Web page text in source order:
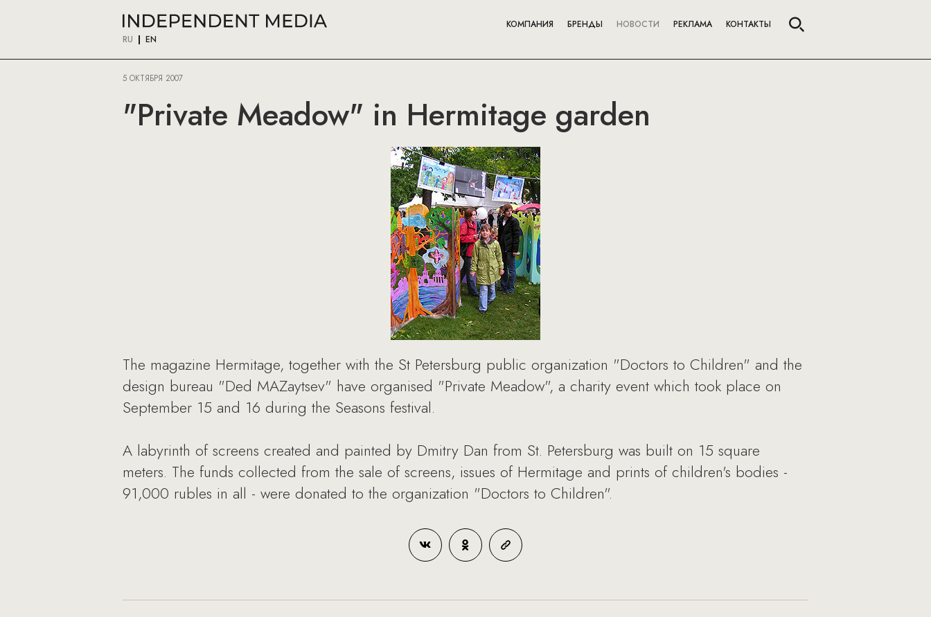
RU EN
КОМПАНИЯ БРЕНДЫ НОВОСТИ РЕКЛАМА КОНТАКТЫ
5 ОКТЯБРЯ 2007
"Private Meadow" in Hermitage garden
The magazine Hermitage, together with the St Petersburg public organization "Doctors to Children" and the
design bureau "Ded MAZaytsev" have organised "Private Meadow", a charity event which took place on
September 15 and 16 during the Seasons festival.
A labyrinth of screens created and painted by Dmitry Dan from St. Petersburg was built on 15 square
meters. The funds collected from the sale of screens, issues of Hermitage and prints of children's bodies -
91,000 rubles in all - were donated to the organization "Doctors to Children".